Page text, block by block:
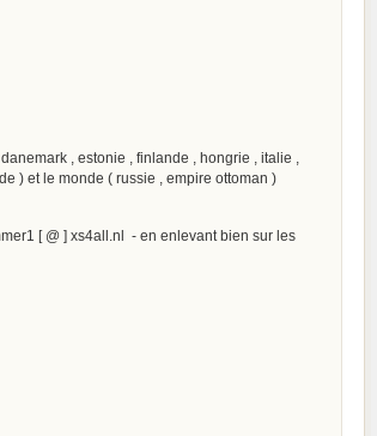
, estonie , finlande , hongrie , italie ,
) et le monde ( russie , empire ottoman )
[ @ ] xs4all.nl - en enlevant bien sur les